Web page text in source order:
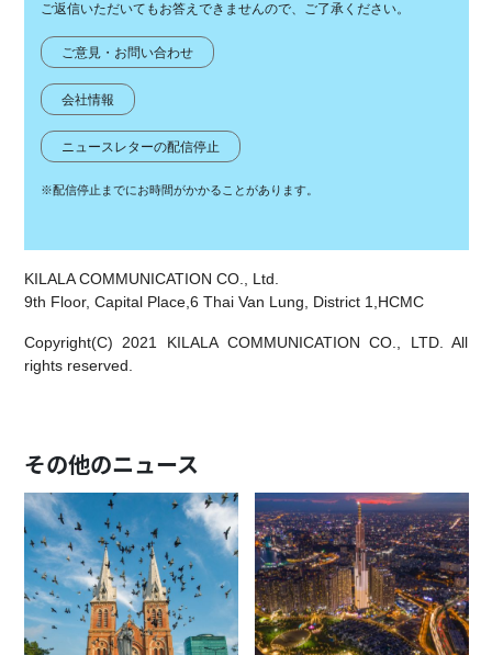
ご返信いただいてもお答えできませんので、ご了承ください。
ご意見・お問い合わせ
会社情報
ニュースレターの配信停止
※配信停止までにお時間がかかることがあります。
KILALA COMMUNICATION CO., Ltd.
9th Floor, Capital Place,6 Thai Van Lung, District 1,HCMC
Copyright(C) 2021 KILALA COMMUNICATION CO., LTD. All
rights reserved.
その他のニュース